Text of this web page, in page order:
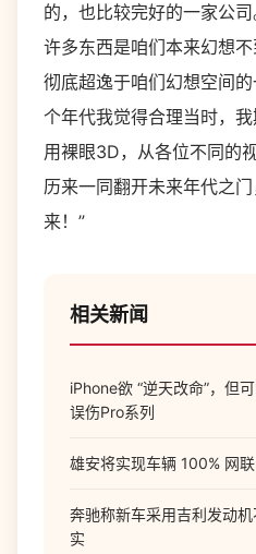
的，也比较完好的一家公
许多东西是咱们本来幻想不
彻底超逸于咱们幻想空间
个年代我觉得合理当时，
用裸眼3D，从各位不同的
历来一同翻开未来年代之
来！”
相关新闻
iPhone欲 “逆天改命”，但
误伤Pro系列
雄安将实现车辆 100% 网联
奔驰称新车采用吉利发动机
实